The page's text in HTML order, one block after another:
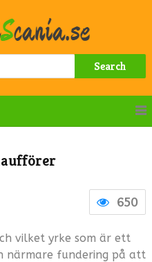
Search
650
vilket yrke som är ett
närmare fundering på att